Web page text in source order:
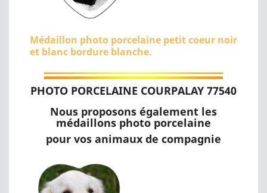
Médaillon photo porcelaine petit coeur noir
et blanc bordure blanche.
PHOTO PORCELAINE COURPALAY 77540
Nous proposons également les
médaillons photo porcelaine
pour vos animaux de compagnie